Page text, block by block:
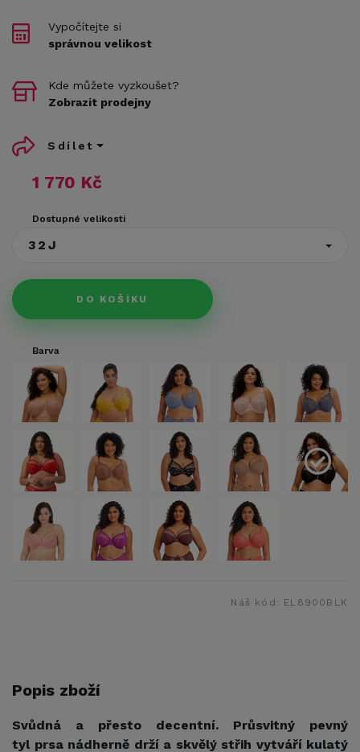
1 770 Kč
Dostupné velikosti
32J
DO KOŠÍKU
Vypočítejte si
správnou velikost
Kde můžete vyzkoušet?
Zobrazit prodejny
Sdílet
Barva
Náš kód: EL8900BLK
Popis zboží
Svůdná a přesto decentní. Průsvitný pevný
tyl prsa nádherně drží a skvělý střih vytváří kulatý